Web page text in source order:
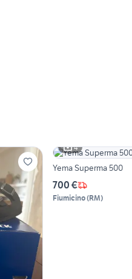
4
Yema Superma 500
700 €
Fiumicino(RM)